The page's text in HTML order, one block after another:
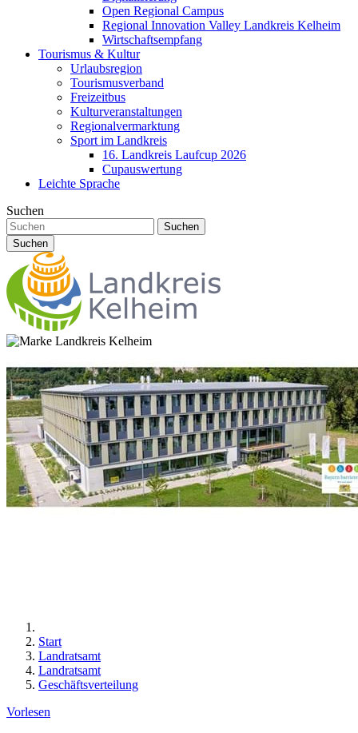
Open Regional Campus
Regional Innovation Valley Landkreis Kelheim
Wirtschaftsempfang
Tourismus & Kultur
Urlaubsregion
Tourismusverband
Freizeitbus
Kulturveranstaltungen
Regionalvermarktung
Sport im Landkreis
16. Landkreis Laufcup 2026
Cupauswertung
Leichte Sprache
Suchen
Suchen
Suchen
Start
Landratsamt
Landratsamt
Geschäftsverteilung
Vorlesen